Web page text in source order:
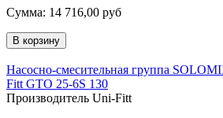
Сумма: 14 716,00 руб
Насосно-смесительная группа
Fitt GTO 25-6S 130
Производитель Uni-Fitt